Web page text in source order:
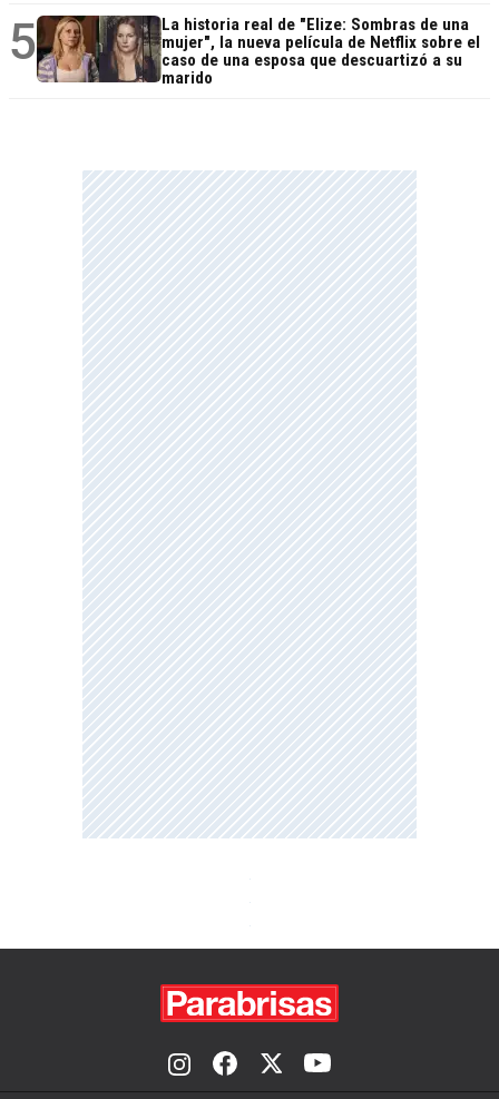
5
La historia real de "Elize: Sombras de una
mujer", la nueva película de Netflix sobre el
caso de una esposa que descuartizó a su
marido